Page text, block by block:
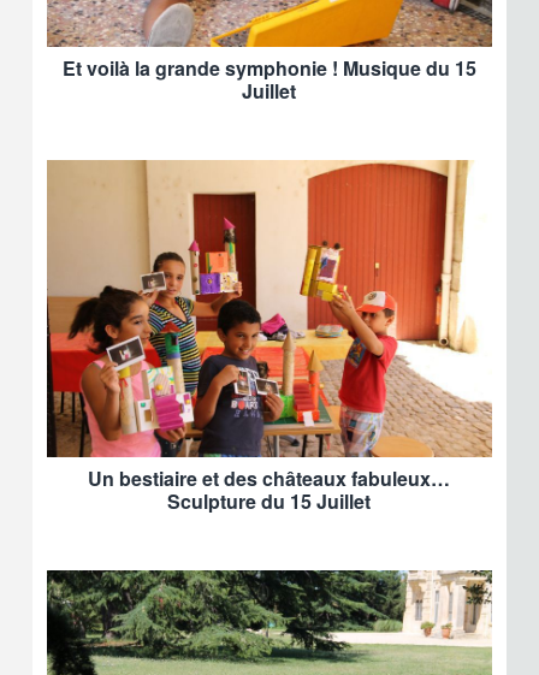
Et voilà la grande symphonie ! Musique du 15
Juillet
Un bestiaire et des châteaux fabuleux…
Sculpture du 15 Juillet